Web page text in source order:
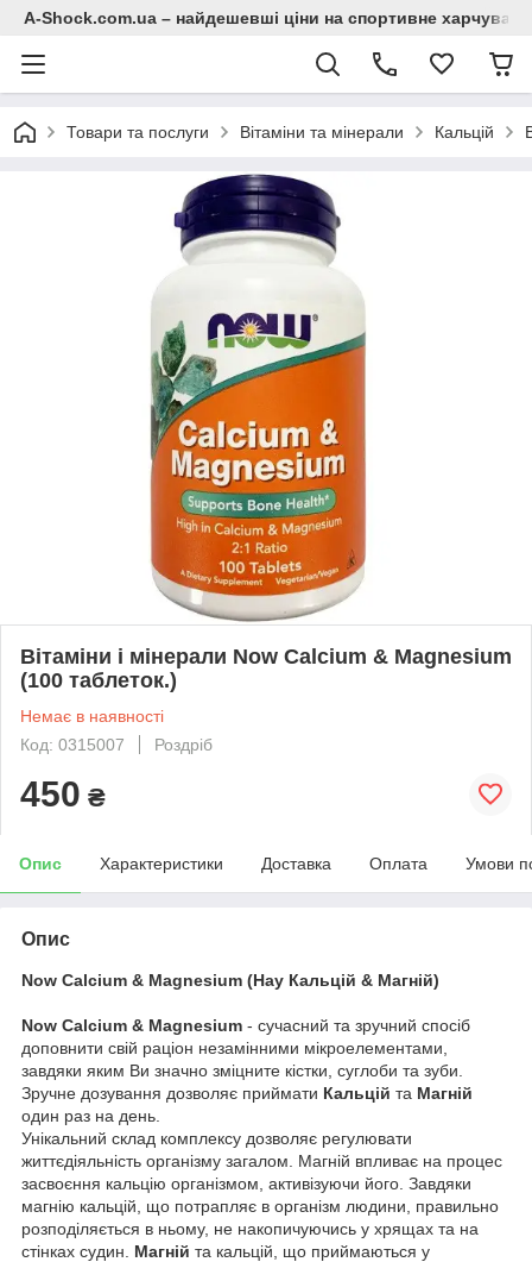
A-Shock.com.ua – найдешевші ціни на спортивне
Товари та послуги Вітаміни та мінерали Кальцій
Вітаміни і мінерали Now Calcium & Magnesium
(100 таблеток.)
Немає в наявності
Код: 0315007
Роздріб
450 ₴
Опис Характеристики Доставка Оплата Умови
Опис
Now Calcium & Magnesium (Нау Кальцій & Магній)
Now Calcium & Magnesium - сучасний та зручний спосіб
доповнити свій раціон незамінними мікроелементами,
завдяки яким Ви значно зміцните кістки, суглоби та зуби.
Зручне дозування дозволяє приймати Кальцій та Магній
один раз на день.
Унікальний склад комплексу дозволяє регулювати
життєдіяльність організму загалом. Магній впливає на процес
засвоєння кальцію організмом, активізуючи його. Завдяки
магнію кальцій, що потрапляє в організм людини, правильно
розподіляється в ньому, не накопичуючись у хрящах та на
стінках судин. Магній та кальцій, що приймаються у